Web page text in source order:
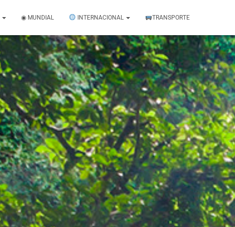
◉ MUNDIAL INTERNACIONAL TRANSPORTE